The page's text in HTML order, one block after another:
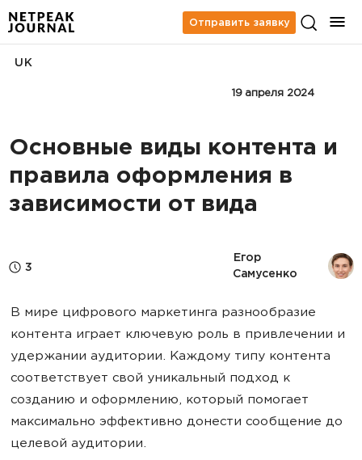
Отправить заявку
19 апреля 2024
UK
Основные виды контента и
правила оформления в
зависимости от вида
3
Егор
Самусенко
В мире цифрового маркетинга разнообразие
контента играет ключевую роль в привлечении и
удержании аудитории. Каждому типу контента
соответствует свой уникальный подход к
созданию и оформлению, который помогает
максимально эффективно донести сообщение до
целевой аудитории.